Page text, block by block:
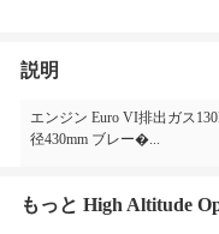
説明
エンジン Euro VI排出ガス
径430mm ブレー�...
もっと High Altitude